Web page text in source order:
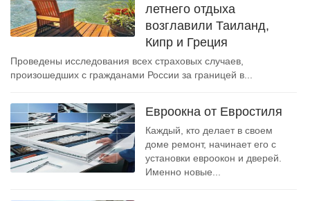
летнего отдыха
возглавили Таиланд,
Кипр и Греция
Проведены исследования всех страховых случаев,
произошедших с гражданами России за границей в...
Евроокна от Евростиля
Каждый, кто делает в своем
доме ремонт, начинает его с
установки евроокон и дверей.
Именно новые...